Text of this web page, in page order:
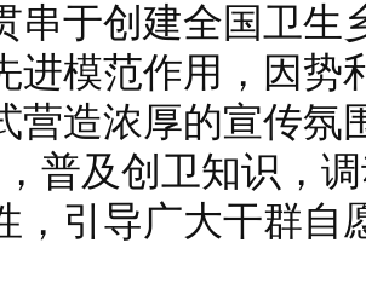
串于创建全国卫生
进模范作用，因势
营造浓厚的宣传氛
普及创卫知识，
，引导广大干群自